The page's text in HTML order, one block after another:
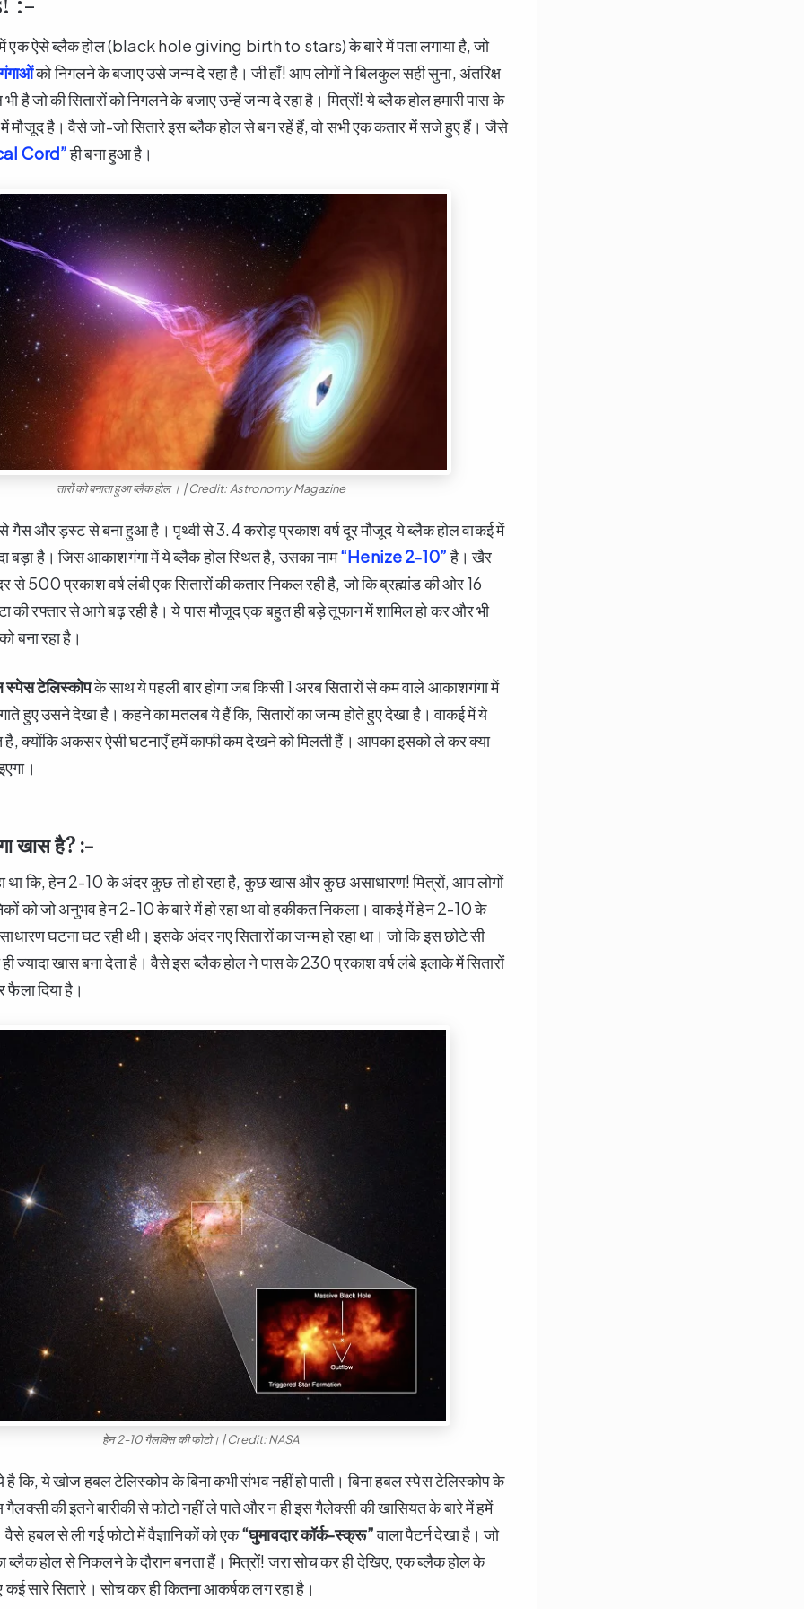
में एक ऐसे ब्लैक होल (black hole giving birth to stars) के बारे में पता लगाया है, जो
को निगलने के बजाए उसे जन्म दे रहा है। जी हाँ! आप लोगों ने बिलकुल सही सुना, अंतरिक्ष
है जो की सितारों को निगलने के बजाए उन्हें जन्म दे रहा है। मित्रों! ये ब्लैक होल हमारी पास के
मौजूद है। वैसे जो-जो सितारे इस ब्लैक होल से बन रहें हैं, वो सभी एक कतार में सजे हुए हैं। जैसे
Cord”ही बना हुआ है।
तारों को बनाता हुआ ब्लैक होल । | Credit: Astronomy Magazine
गैस और ड़स्ट से बना हुआ है। पृथ्वी से 3.4 करोड़ प्रकाश वर्ष दूर मौजूद ये ब्लैक होल वाकई में
बड़ा है। जिस आकाशगंगा में ये ब्लैक होल स्थित है, उसका नाम“Henize 2-10”है। खैर
500 प्रकाश वर्ष लंबी एक सितारों की कतार निकल रही है, जो कि ब्रह्मांड की ओर 16
की रफ्तार से आगे बढ़ रही है। ये पास मौजूद एक बहुत ही बड़े तूफान में शामिल हो कर और भी
बना रहा है।
स्पेस टेलिस्कोपके साथ ये पहली बार होगा जब किसी 1 अरब सितारों से कम वाले आकाशगंगा में
हुए उसने देखा है। कहने का मतलब ये हैं कि, सितारों का जन्म होते हुए देखा है। वाकई में ये
है, क्योंकि अकसर ऐसी घटनाएँ हमें काफी कम देखने को मिलती हैं। आपका इसको ले कर क्या
खास है? :-
था कि, हेन 2-10 के अंदर कुछ तो हो रहा है, कुछ खास और कुछ असाधारण! मित्रों, आप लोगों
को जो अनुभव हेन 2-10 के बारे में हो रहा था वो हकीकत निकला। वाकई में हेन 2-10 के
घटना घट रही थी। इसके अंदर नए सितारों का जन्म हो रहा था। जो कि इस छोटे सी
ज्यादा खास बना देता है। वैसे इस ब्लैक होल ने पास के 230 प्रकाश वर्ष लंबे इलाके में सितारों
फैला दिया है।
हेन 2-10 गैलक्सि की फोटो। | Credit: NASA
कि, ये खोज हबल टेलिस्कोप के बिना कभी संभव नहीं हो पाती। बिना हबल स्पेस टेलिस्कोप के
गैलक्सी की इतने बारीकी से फोटो नहीं ले पाते और न ही इस गैलेक्सी की खासियत के बारे में हमें
हबल से ली गई फोटो में वैज्ञानिकों को एक“घुमावदार कॉर्क-स्क्रू”वाला पैटर्न देखा है। जो
ब्लैक होल से निकलने के दौरान बनता हैं। मित्रों! जरा सोच कर ही देखिए, एक ब्लैक होल के
सारे सितारे। सोच कर ही कितना आकर्षक लग रहा है।